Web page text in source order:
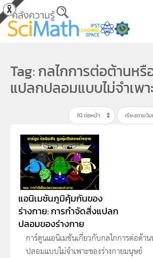
Skip to main content
Tag: กลไกการต่อต้านห
แปลกปลอมแบบไม่จำเพา
แอนิเมชันภูมิคุ้มกันของ
ร่างกาย: การกำจัดสิ่งแปลก
ปลอมของร่างกาย
การ์ตูนแอนิเมชันเกี่ยวกับกลไกการต่อต้า
ปลอมแบบไม่จำเพาะของร่างกายมนุษย์